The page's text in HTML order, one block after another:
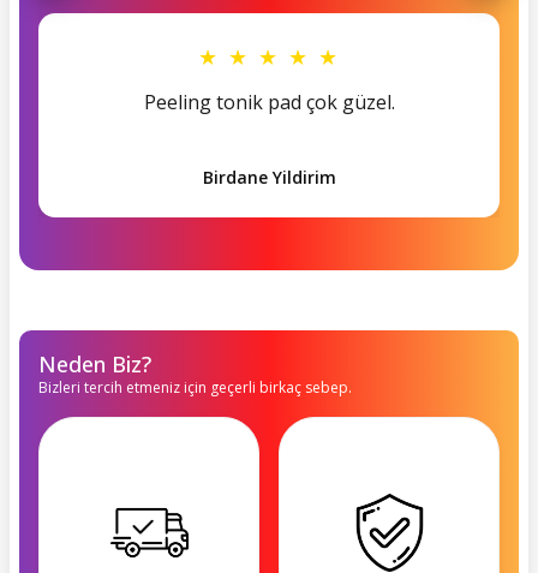
★ ★ ★ ★ ★
Peeling tonik pad çok güzel.
Birdane Yildirim
Neden Biz?
Bizleri tercih etmeniz için geçerli birkaç sebep.